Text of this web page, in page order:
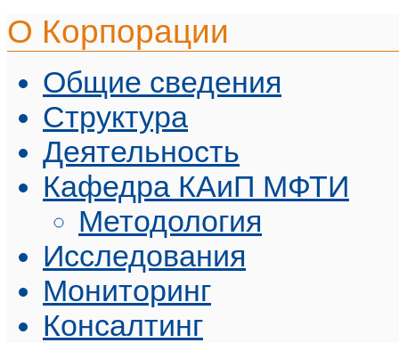
О Корпорации
Общие сведения
Структура
Деятельность
Кафедра КАиП МФТИ
Методология
Исследования
Мониторинг
Консалтинг